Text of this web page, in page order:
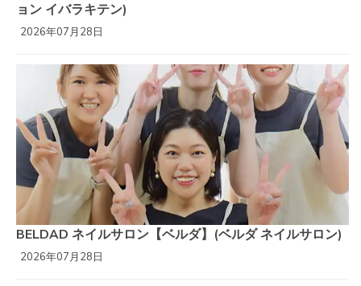
ョン イバラキテン)
2026年07月28日
BELDAD ネイルサロン【ベルダ】(ベルダ ネイルサロン)
2026年07月28日